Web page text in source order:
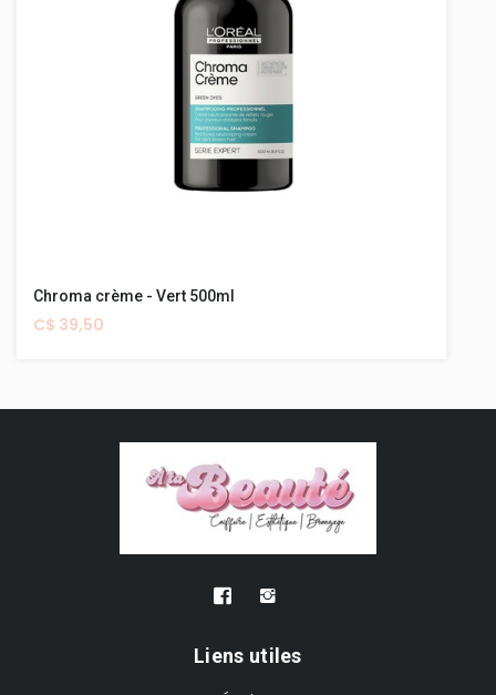
Chroma crème - Vert 500ml
C$ 39,50
Liens utiles